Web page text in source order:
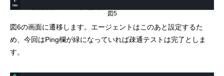
図5
図6の画面に遷移します。エージェントはこのあと設定するた
め、今回はPing欄が緑になっていれば疎通テストは完了としま
す。